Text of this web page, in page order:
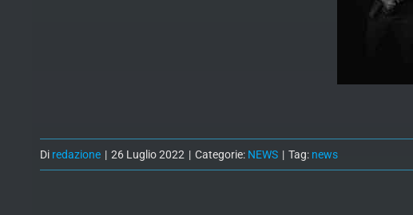
Di redazione | 26 Luglio 2022 | Categorie: NEWS | Tag: news